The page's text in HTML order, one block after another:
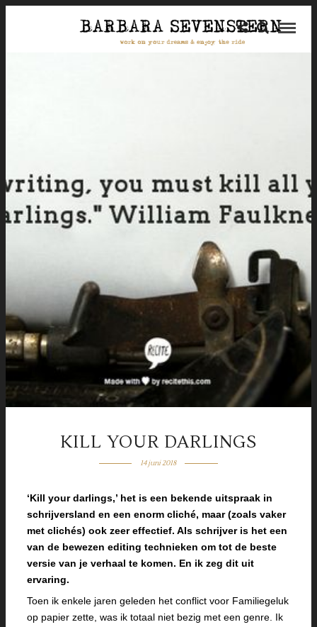
KILL YOUR DARLINGS
14 juni 2018
‘Kill your darlings,’ het is een bekende uitspraak in
schrijversland en een enorm cliché, maar (zoals vaker
met clichés) ook zeer effectief. Als schrijver is het een
van de bewezen editing technieken om tot de beste
versie van je verhaal te komen. En ik zeg dit uit
ervaring.
Toen ik enkele jaren geleden het conflict voor Familiegeluk
op papier zette, was ik totaal niet bezig met een genre. Ik